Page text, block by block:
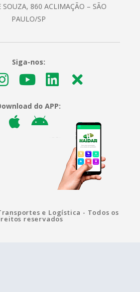
860 ACLIMAÇÃO – SÃO
PAULO/SP
Siga-nos:
do APP:
e Logística - Todos os
reservados